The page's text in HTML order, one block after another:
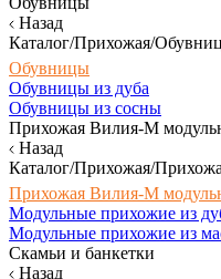
Назад
Каталог/Прихожая/
Обувницы
Обувницы из дуба
Обувницы из сосны
Прихожая Вилия-М
Назад
Каталог/Прихожая/
Прихожая Вилия-М
Модульные прихожие из
Модульные прихожие из
Скамьи и банкетки
Назад